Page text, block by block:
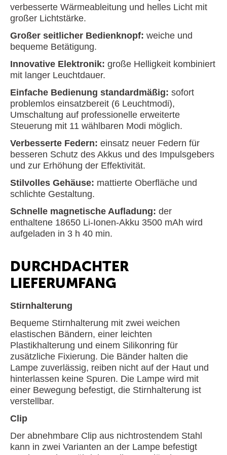
verbesserte Wärmeableitung und helles Licht mit
großer Lichtstärke.
Großer seitlicher Bedienknopf: weiche und
bequeme Betätigung.
Innovative Elektronik: große Helligkeit kombiniert
mit langer Leuchtdauer.
Einfache Bedienung standardmäßig: sofort
problemlos einsatzbereit (6 Leuchtmodi),
Umschaltung auf professionelle erweiterte
Steuerung mit 11 wählbaren Modi möglich.
Verbesserte Federn: einsatz neuer Federn für
besseren Schutz des Akkus und des Impulsgebers
und zur Erhöhung der Effektivität.
Stilvolles Gehäuse: mattierte Oberfläche und
schlichte Gestaltung.
Schnelle magnetische Aufladung: der
enthaltene 18650 Li-Ionen-Akku 3500 mAh wird
aufgeladen in 3 h 40 min.
DURCHDACHTER
LIEFERUMFANG
Stirnhalterung
Bequeme Stirnhalterung mit zwei weichen
elastischen Bändern, einer leichten
Plastikhalterung und einem Silikonring für
zusätzliche Fixierung. Die Bänder halten die
Lampe zuverlässig, reiben nicht auf der Haut und
hinterlassen keine Spuren. Die Lampe wird mit
einer Bewegung befestigt, die Stirnhalterung ist
verstellbar.
Clip
Der abnehmbare Clip aus nichtrostendem Stahl
kann in zwei Varianten an der Lampe befestigt